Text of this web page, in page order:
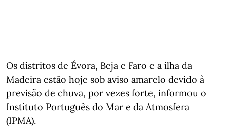
Os distritos de Évora, Beja e Faro e a ilha da
Madeira estão hoje sob aviso amarelo devido à
previsão de chuva, por vezes forte, informou o
Instituto Português do Mar e da Atmosfera
(IPMA).